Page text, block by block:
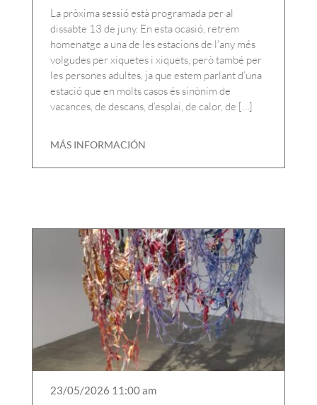
La pròxima sessió està programada per al
dissabte 13 de juny. En esta ocasió, retrem
homenatge a una de les estacions de l’any més
volgudes per xiquetes i xiquets, però també per
les persones adultes, ja que estem parlant d’una
estació que en molts casos és sinònim de
vacances, de descans, d’esplai, de calor, de […]
MÁS INFORMACIÓN
23/05/2026 11:00 am